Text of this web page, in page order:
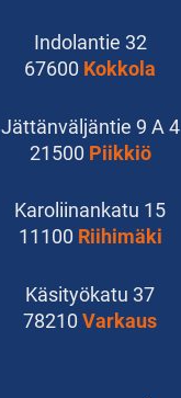
Indolantie 32
67600 Kokkola
Jättänväljäntie 9 A 4
21500 Piikkiö
Karoliinankatu 15
11100 Riihimäki
Käsityökatu 37
78210 Varkaus